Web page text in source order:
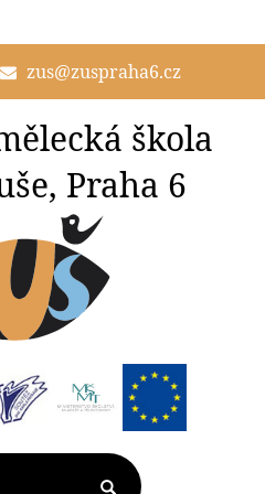
zus@zuspraha6.cz
škola
Praha 6